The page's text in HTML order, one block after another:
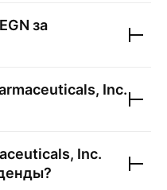
за
Inc.
Inc.